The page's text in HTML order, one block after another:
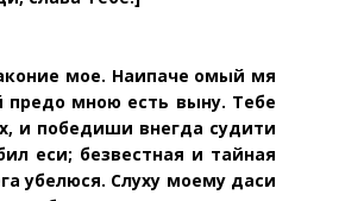
мое. Наипаче омый мя
предо мною есть выну. Тебе
и победиши внегда судити
еси; безвестная и тайная
убелюся. Слуху моему даси